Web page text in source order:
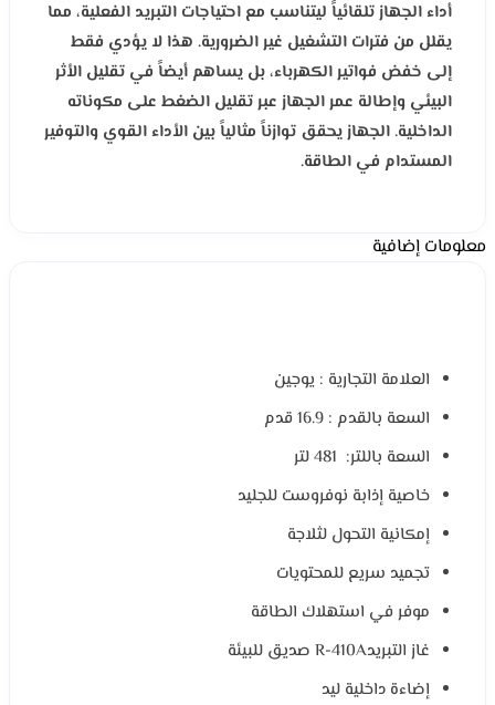
أداء الجهاز تلقائياً ليتناسب مع احتياجات التبريد الفعلية، مما
يقلل من فترات التشغيل غير الضرورية. هذا لا يؤدي فقط
إلى خفض فواتير الكهرباء، بل يساهم أيضاً في تقليل الأثر
البيئي وإطالة عمر الجهاز عبر تقليل الضغط على مكوناته
الداخلية. الجهاز يحقق توازناً مثالياً بين الأداء القوي والتوفير
المستدام في الطاقة.
معلومات إضافية
العلامة التجارية : يوجين
السعة بالقدم : 16.9 قدم
السعة باللتر: 481 لتر
خاصية إذابة نوفروست للجليد
إمكانية التحول لثلاجة
تجميد سريع للمحتويات
موفر في استهلاك الطاقة
غاز التبريدR-410A صديق للبيئة
إضاءة داخلية ليد